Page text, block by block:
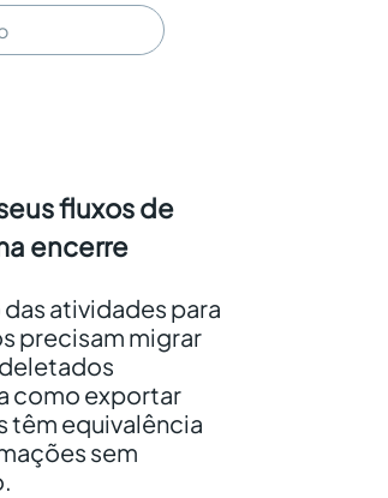
fluxos de
encerre
atividades para
precisam migrar
como exportar
têm equivalência
sem